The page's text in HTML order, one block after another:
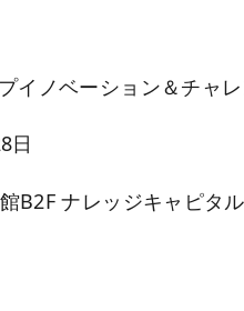
イノベーション＆チャ
日
B2F ナレッジキャピタ